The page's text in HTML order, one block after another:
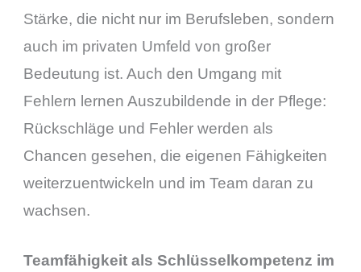
Stärke, die nicht nur im Berufsleben, sondern
auch im privaten Umfeld von großer
Bedeutung ist. Auch den Umgang mit
Fehlern lernen Auszubildende in der Pflege:
Rückschläge und Fehler werden als
Chancen gesehen, die eigenen Fähigkeiten
weiterzuentwickeln und im Team daran zu
wachsen.
Teamfähigkeit als Schlüsselkompetenz im